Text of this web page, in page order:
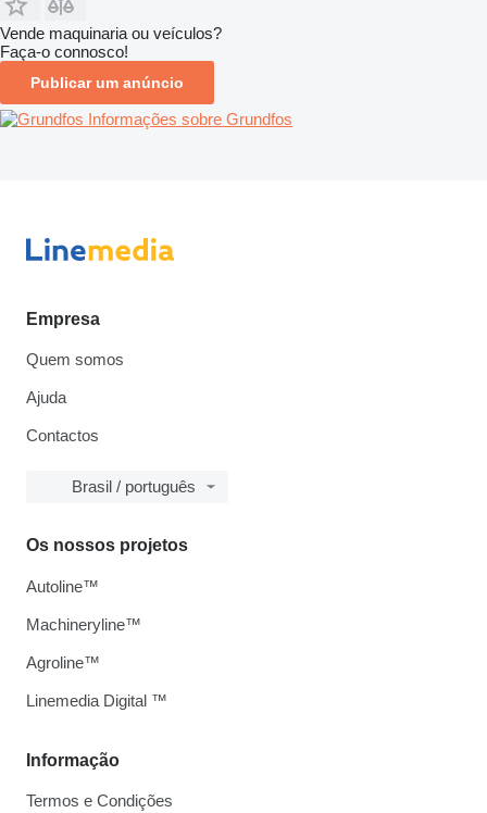
Vende maquinaria ou veículos?
Faça-o connosco!
Publicar um anúncio
Informações sobre Grundfos
Empresa
Quem somos
Ajuda
Contactos
Brasil / português
Informação
Termos e Condições
Os nossos projetos
Autoline™
Machineryline™
Agroline™
Linemedia Digital ™